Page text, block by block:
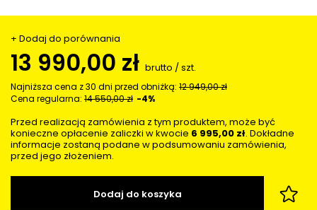
+ Dodaj do porównania
13 990,00 zł brutto / szt.
Najniższa cena z 30 dni przed obniżką: 12 949,00 zł
Cena regularna: 14 550,00 zł -4%
Przed realizacją zamówienia z tym produktem, może być
konieczne opłacenie zaliczki w kwocie 6 995,00 zł. Dokładne
informacje zostaną podane w podsumowaniu zamówienia,
przed jego złożeniem.
Dodaj do koszyka